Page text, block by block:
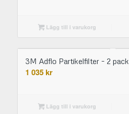
Lägg till i varukorg
3M Adflo Partikelfilter – 2 pack
1 035kr
Lägg till i varukorg